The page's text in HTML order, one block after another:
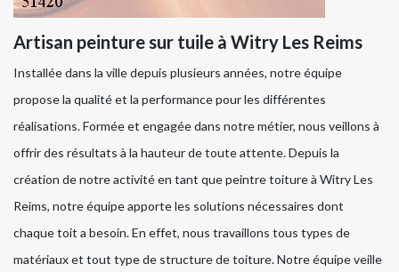
Artisan peinture sur tuile à Witry Les Reims
Installée dans la ville depuis plusieurs années, notre équipe
propose la qualité et la performance pour les différentes
réalisations. Formée et engagée dans notre métier, nous veillons à
offrir des résultats à la hauteur de toute attente. Depuis la
création de notre activité en tant que peintre toiture à Witry Les
Reims, notre équipe apporte les solutions nécessaires dont
chaque toit a besoin. En effet, nous travaillons tous types de
matériaux et tout type de structure de toiture. Notre équipe veille